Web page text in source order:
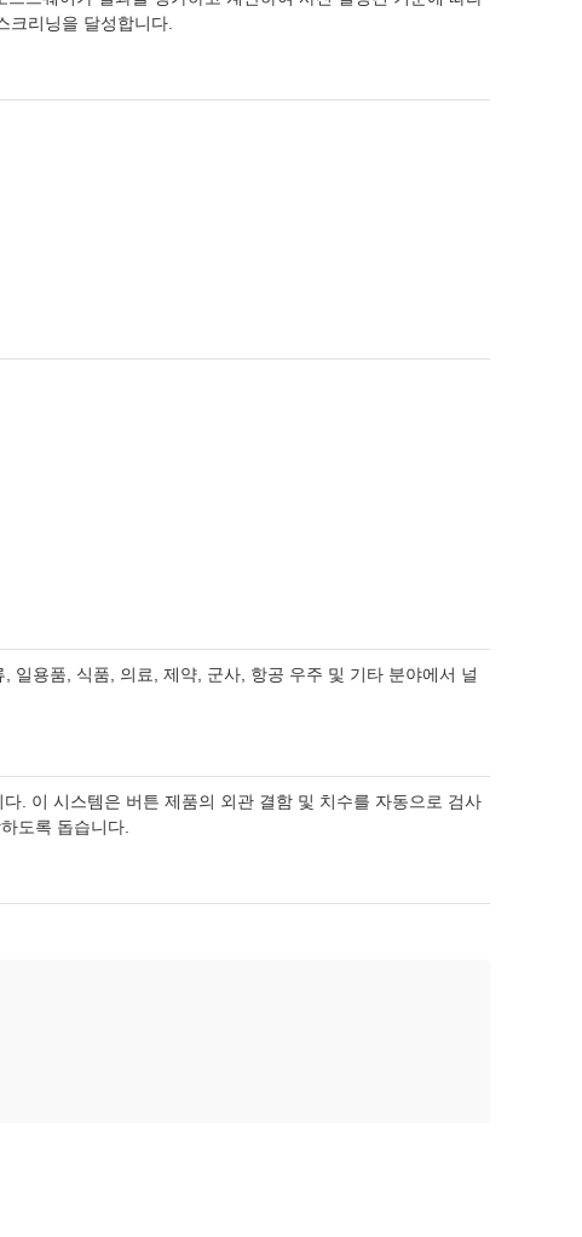
크리닝을 달성합니다.
일용품, 식품, 의료, 제약, 군사, 항공 우주 및 기타 분야에서 널
. 이 시스템은 버튼 제품의 외관 결함 및 치수를 자동으로 검사
도록 돕습니다.